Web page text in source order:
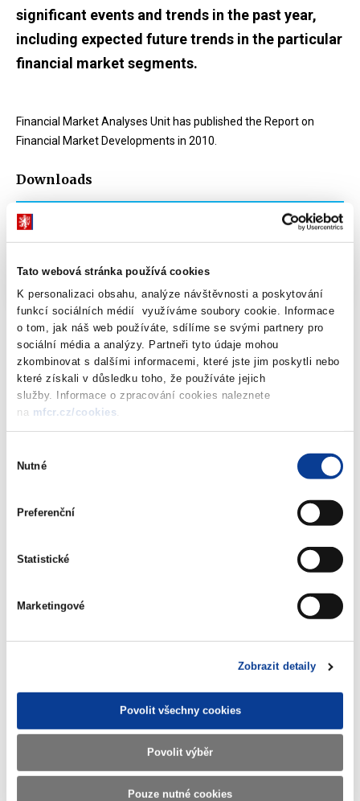
Tato webová stránka používá cookies
K personalizaci obsahu, analýze návštěvnosti a poskytování
funkcí sociálních médií využíváme soubory cookie. Informace
o tom, jak náš web používáte, sdílíme se svými partnery pro
sociální média a analýzy. Partneři tyto údaje mohou
zkombinovat s dalšími informacemi, které jste jim poskytli nebo
které získali v důsledku toho, že používáte jejich
služby. Informace o zpracování cookies naleznete
na mfcr.cz/cookies
souhlasu
Nutné
Preferenční
Statistické
Marketingové
Zobrazit detaily
Povolit všechny cookies
Povolit výběr
Pouze nutné cookies
significant events and trends in the past year,
including expected future trends in the particular
financial market segments.
Financial Market Analyses Unit has published the Report on
Financial Market Developments in 2010.
Downloads
Report on Financial Market Developments in
2010
PDF (504kB)
Source: MoF - Financial Market Analyses Unit: Report on
Financial Market Developments in 2010, published 24th
June 2011,for download in Pdf, english version
Download attachments
Download all